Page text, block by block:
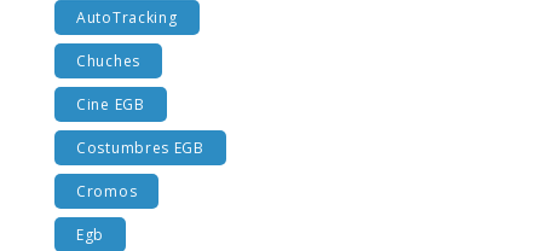
AutoTracking
Chuches
Cine EGB
Costumbres EGB
Cromos
Egb